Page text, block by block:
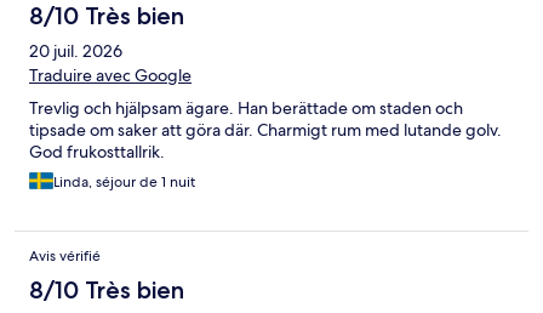
8/10 Très bien
20 juil. 2026
Traduire avec Google
Trevlig och hjälpsam ägare. Han berättade om staden och
tipsade om saker att göra där. Charmigt rum med lutande golv.
God frukosttallrik.
Linda, séjour de 1 nuit
Avis vérifié
8/10 Très bien